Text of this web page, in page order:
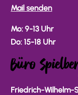
Mail senden
Mo: 9-13 Uhr
Do: 15-18 Uhr
Büro
Friedrich-Wilhelm-